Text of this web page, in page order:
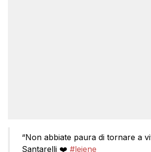
“Non abbiate paura di tornare a
Santarelli ❤️ #leiene